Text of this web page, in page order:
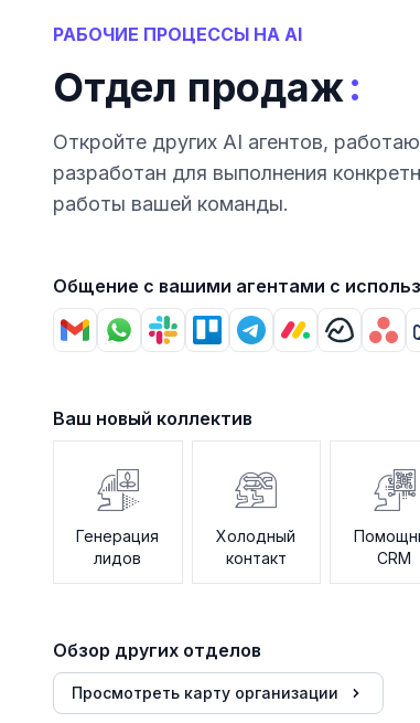
РАБОЧИЕ ПРОЦЕССЫ НА AI
Отдел продаж:
Откройте других AI агентов,
разработан для выполнения
работы вашей команды.
Общение с вашими агентами с
Ваш новый коллектив
Генерация
лидов
Холодный
контакт
CRM
Обзор других отделов
Просмотреть карту организации